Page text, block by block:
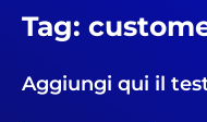
Tag:
Aggiungi qui il